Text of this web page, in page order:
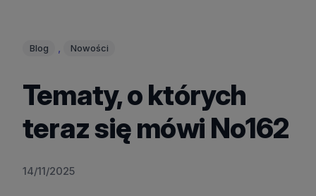
Blog , Nowości
Tematy, o których
teraz się mówi No162
14/11/2025